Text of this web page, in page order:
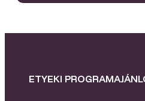
ETYEKI